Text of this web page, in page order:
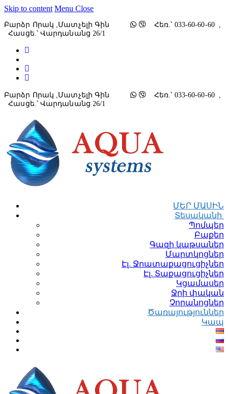
Skip to content Menu Close
Բարձր Որակ ,մատչելի Գին
Հեռ.՝ 033-60-60-60 ,
Հասցե.՝ Վարդանանց 26/1
Բարձր Որակ ,մատչելի Գին
Հեռ.՝ 033-60-60-60 ,
Հասցե.՝ Վարդանանց 26/1
ՄԵՐ ՄԱՍԻՆ
Տեսականի
Պոմպեր
Բաքեր
Գազի կաթսաներ
Մարտկոցներ
Էլ. Ջրատաքացուցիչներ
Էլ. Տաքացուցիչներ
Կցամասեր
Ջրի փական
Չորանոցներ
Ծառայություններ
Կապ